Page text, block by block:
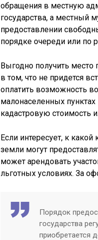
обращения в местную
государства, а местный
предоставлении
порядке очереди или по
Выгодно получить место
в том, что не придется
оплатить возможность
малонаселенных
кадастровую стоимость
Если интересует, к
земли могут
может арендовать
льготных условиях. За
Порядок
государства
приобретается